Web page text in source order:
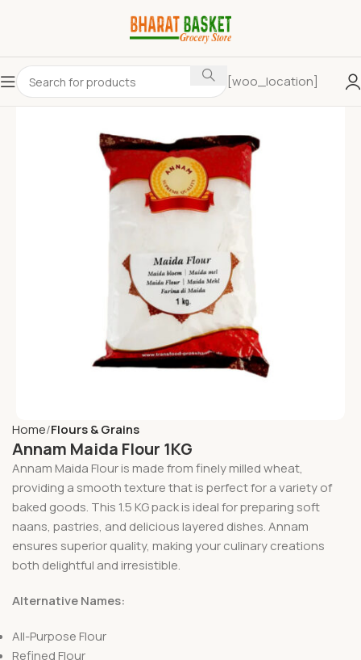
[woo_location]
Home Flours & Grains
Annam Maida Flour 1KG
Annam Maida Flour is made from finely milled wheat,
providing a smooth texture that is perfect for a variety of
baked goods. This 1.5 KG pack is ideal for preparing soft
naans, pastries, and delicious layered dishes. Annam
ensures superior quality, making your culinary creations
both delightful and irresistible.
Alternative Names:
All-Purpose Flour
Refined Flour